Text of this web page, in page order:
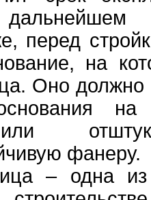
перед
на
Оно
на
фанеру.
– одна